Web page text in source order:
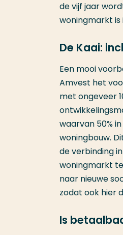
de vijf jaar
woningmarkt
De Kaai:
Een mooi
Amvest het
met ongeveer
waarvan 50%
woningbouw.
de verbinding
woningmarkt
naar nieuwe
zodat ook hier
Is